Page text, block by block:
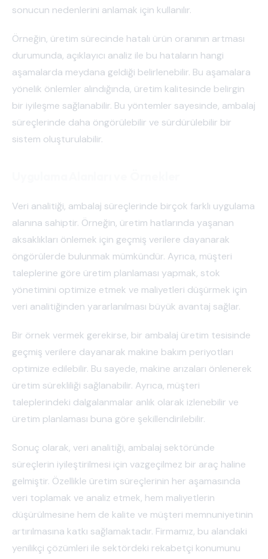
sonucun nedenlerini anlamak için kullanılır.
Örneğin, üretim sürecinde hatalı ürün oranının artması
durumunda, açıklayıcı analiz ile bu hataların hangi
aşamalarda meydana geldiği belirlenebilir. Bu aşamalara
yönelik önlemler alındığında, üretim kalitesinde belirgin
bir iyileşme sağlanabilir. Bu yöntemler sayesinde, ambalaj
süreçlerinde daha öngörülebilir ve sürdürülebilir bir
sistem oluşturulabilir.
Veri analitiği, ambalaj süreçlerinde birçok farklı uygulama
alanına sahiptir. Örneğin, üretim hatlarında yaşanan
aksaklıkları önlemek için geçmiş verilere dayanarak
öngörülerde bulunmak mümkündür. Ayrıca, müşteri
taleplerine göre üretim planlaması yapmak, stok
yönetimini optimize etmek ve maliyetleri düşürmek için
veri analitiğinden yararlanılması büyük avantaj sağlar.
Bir örnek vermek gerekirse, bir ambalaj üretim tesisinde
geçmiş verilere dayanarak makine bakım periyotları
optimize edilebilir. Bu sayede, makine arızaları önlenerek
üretim sürekliliği sağlanabilir. Ayrıca, müşteri
taleplerindeki dalgalanmalar anlık olarak izlenebilir ve
üretim planlaması buna göre şekillendirilebilir.
Sonuç olarak, veri analitiği, ambalaj sektöründe
süreçlerin iyileştirilmesi için vazgeçilmez bir araç haline
gelmiştir. Özellikle üretim süreçlerinin her aşamasında
veri toplamak ve analiz etmek, hem maliyetlerin
düşürülmesine hem de kalite ve müşteri memnuniyetinin
artırılmasına katkı sağlamaktadır. Firmamız, bu alandaki
yenilikçi çözümleri ile sektördeki rekabetçi konumunu